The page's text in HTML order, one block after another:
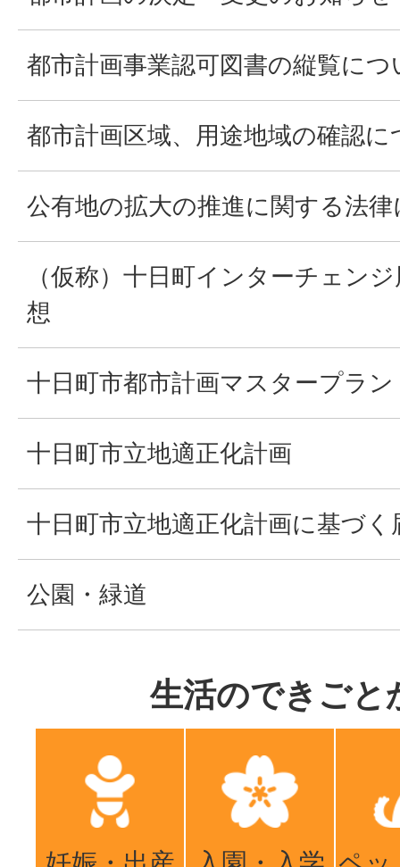
都市計画事業認可図書の縦覧につ
都市計画区域、用途地域の確認に
公有地の拡大の推進に関する法
（仮称）十日町インターチェン
想
十日町市都市計画マスタープラン
十日町市立地適正化計画
十日町市立地適正化計画に基づく
公園・緑道
生活のできごと